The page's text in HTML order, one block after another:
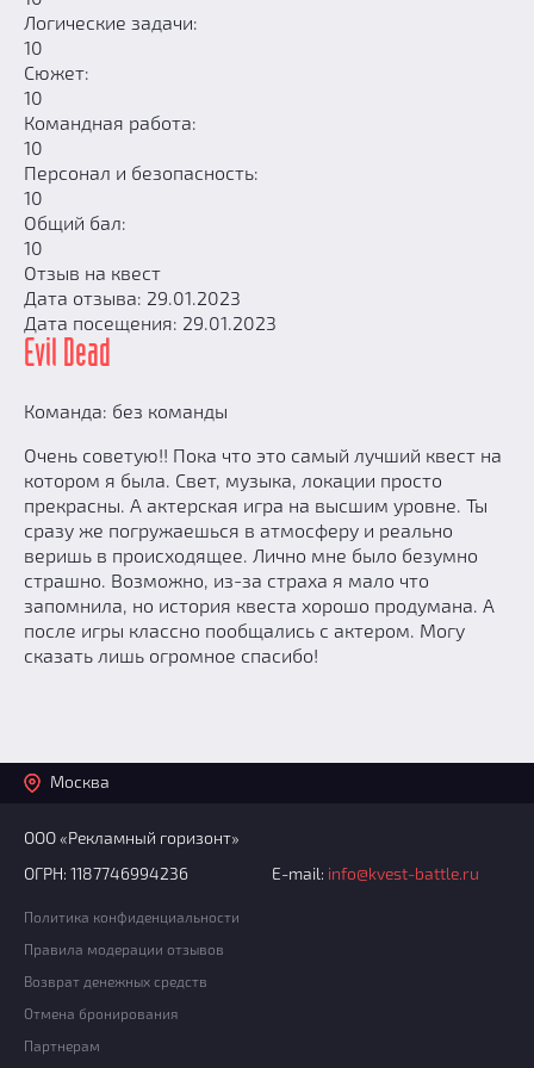
Логические задачи:
10
Сюжет:
10
Командная работа:
10
Персонал и безопасность:
10
Общий бал:
10
Отзыв на квест
Дата отзыва: 29.01.2023
Дата посещения: 29.01.2023
Evil Dead
Команда: без команды
Очень советую!! Пока что это самый лучший квест на
котором я была. Свет, музыка, локации просто
прекрасны. А актерская игра на высшим уровне. Ты
сразу же погружаешься в атмосферу и реально
веришь в происходящее. Лично мне было безумно
страшно. Возможно, из-за страха я мало что
запомнила, но история квеста хорошо продумана. А
после игры классно пообщались с актером. Могу
сказать лишь огромное спасибо!
Москва
ООО «Рекламный горизонт»
ОГРН: 1187746994236
E-mail: info@kvest-battle.ru
Политика конфиденциальности
Правила модерации отзывов
Возврат денежных средств
Отмена бронирования
Партнерам